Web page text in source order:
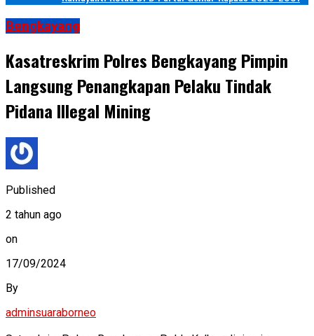
Bengkayang
Kasatreskrim Polres Bengkayang Pimpin
Langsung Penangkapan Pelaku Tindak
Pidana Illegal Mining
Published
2 tahun ago
on
17/09/2024
By
adminsuaraborneo